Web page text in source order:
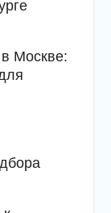
Москве: